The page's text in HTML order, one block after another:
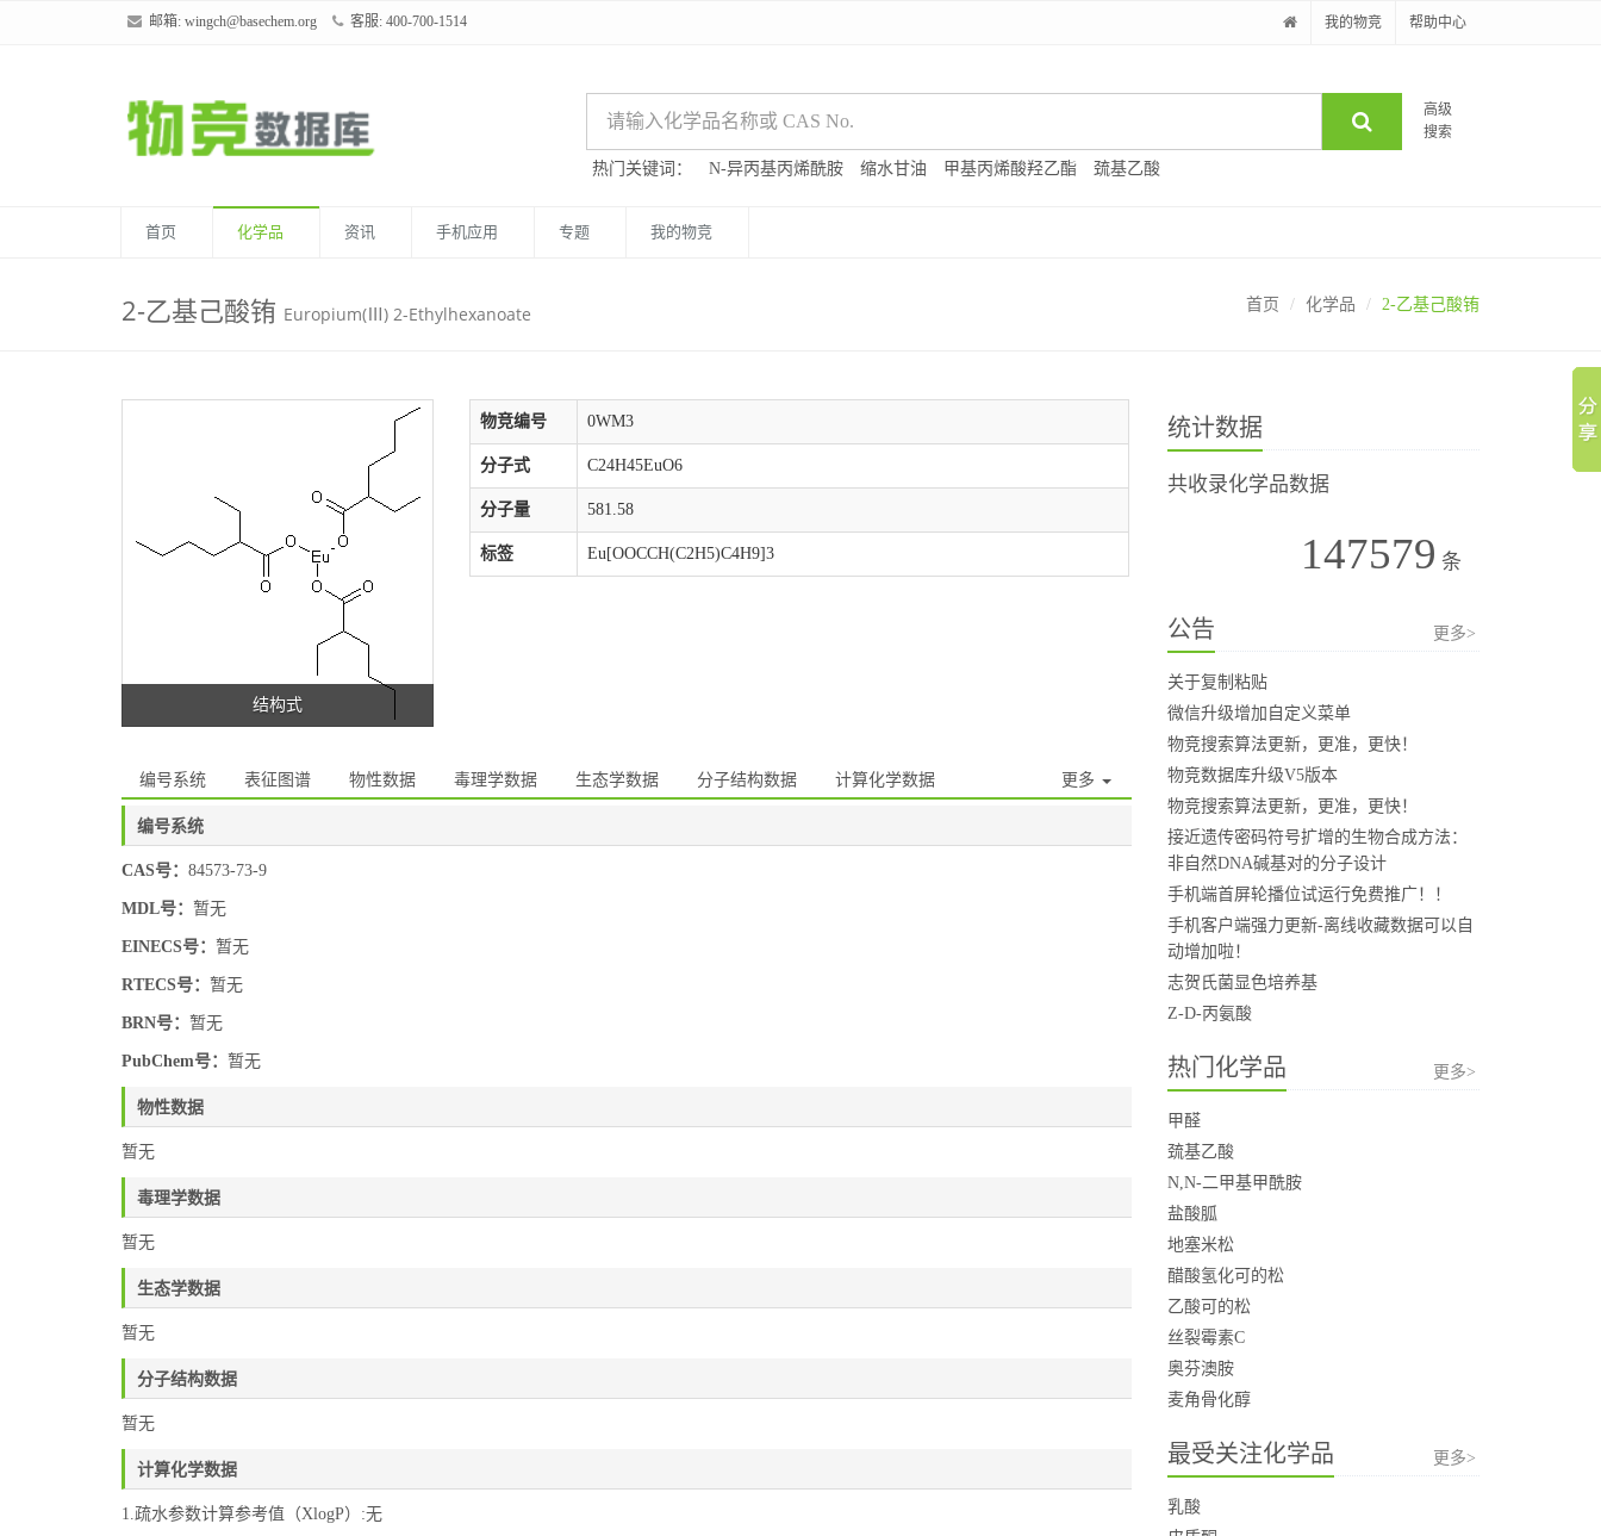
邮箱: wingch@basechem.org 客服: 400-700-1514 我的物竞 帮助中心
高级
搜索
热门关键词： N-异丙基丙烯酰胺 缩水甘油 甲基丙烯酸羟乙酯 巯基乙酸
首页 化学品 资讯 手机应用 专题 我的物竞
2-乙基己酸铕 Europium(Ⅲ) 2-Ethylhexanoate 首页 化学品 2-乙基己酸铕
结构式
物竞编号 0WM3
分子式 C24H45EuO6
分子量 581.58
标签 Eu[OOCCH(C2H5)C4H9]3
编号系统 表征图谱 物性数据 毒理学数据 生态学数据 分子结构数据 计算化学数据 更多
编号系统
CAS号： 84573-73-9
MDL号： 暂无
EINECS号： 暂无
RTECS号： 暂无
BRN号： 暂无
PubChem号： 暂无
物性数据
暂无
毒理学数据
暂无
生态学数据
暂无
分子结构数据
暂无
计算化学数据
1.疏水参数计算参考值（XlogP）:无
统计数据
共收录化学品数据
147579 条
公告 更多>
关于复制粘贴
微信升级增加自定义菜单
物竞搜索算法更新，更准，更快！
物竞数据库升级V5版本
物竞搜索算法更新，更准，更快！
接近遗传密码符号扩增的生物合成方法：
非自然DNA碱基对的分子设计
手机端首屏轮播位试运行免费推广！！
手机客户端强力更新-离线收藏数据可以自
动增加啦！
志贺氏菌显色培养基
Z-D-丙氨酸
热门化学品 更多>
甲醛
巯基乙酸
N,N-二甲基甲酰胺
盐酸胍
地塞米松
醋酸氢化可的松
乙酸可的松
丝裂霉素C
奥芬澳胺
麦角骨化醇
最受关注化学品 更多>
乳酸